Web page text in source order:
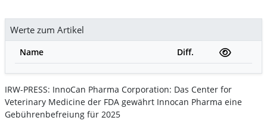
Werte zum Artikel
Name Diff.
IRW-PRESS: InnoCan Pharma Corporation: Das Center for
Veterinary Medicine der FDA gewährt Innocan Pharma eine
Gebührenbefreiung für 2025